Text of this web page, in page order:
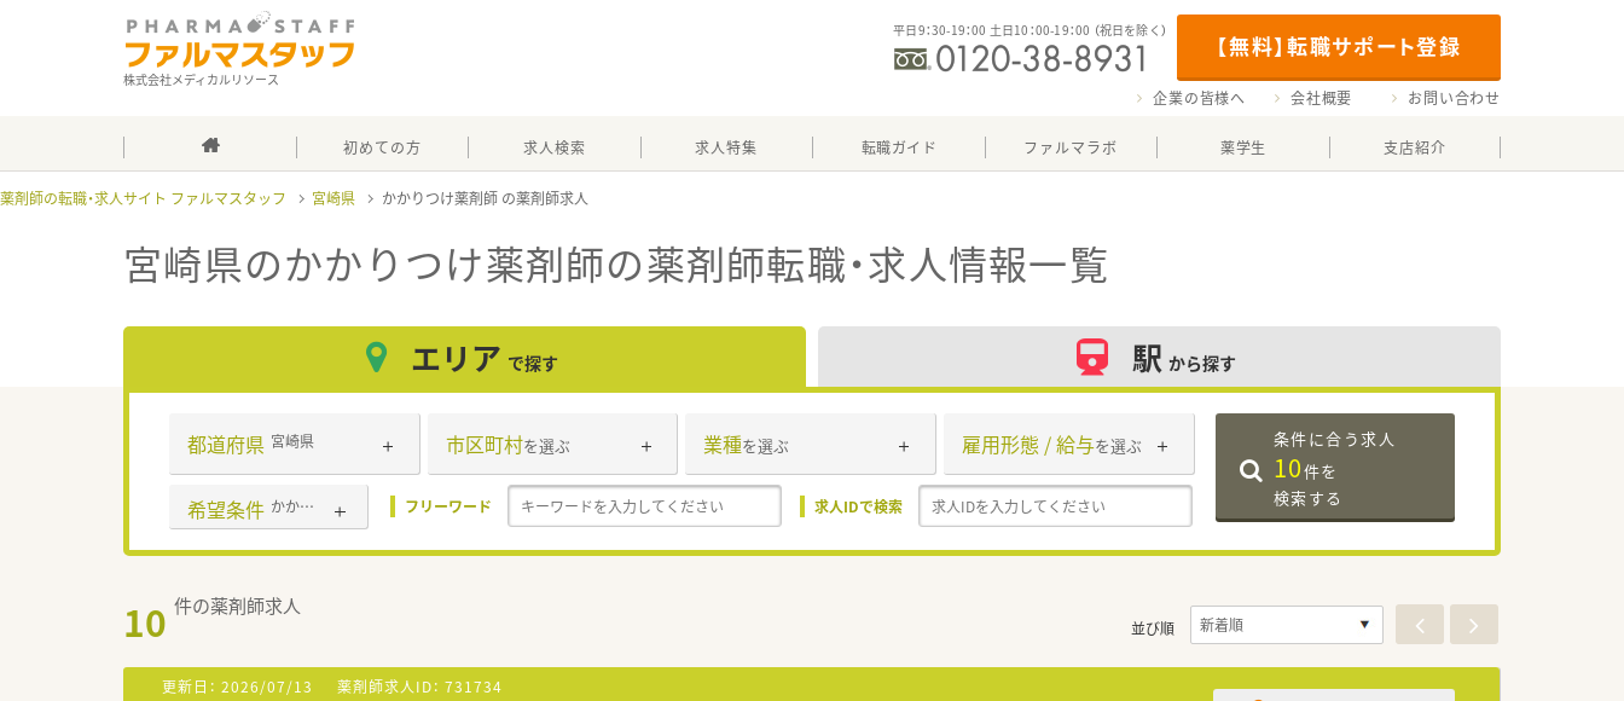
株式会社メディカルリソース
【無料】転職サポート登録
平日9：30-19：00 土日10：00-19：00 （祝日を除く）
企業の皆様へ 会社概要 お問い合わせ
初めての方 求人検索 求人特集 転職ガイド ファルマラボ 薬学生 支店紹介
薬剤師の転職・求人サイト ファルマスタッフ 宮崎県 かかりつけ薬剤師
宮崎県のかかりつけ薬剤師の薬剤師転職・求人情報一覧
エリア で探す 駅 から探す
都道府県 宮崎県 市区町村を選ぶ 業種を選ぶ 雇用形態 / 給与を選ぶ
希望条件 かかりつけ薬剤師 フリーワード 求人IDで検索
条件に合う求人
10件を
検索する
10 件の薬剤師求人
並び順
更新日： 2026/07/13 薬剤師求人ID： 731734